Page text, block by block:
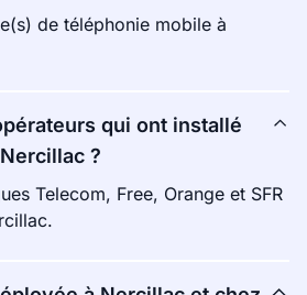
de téléphonie mobile à
qui ont installé
?
Telecom, Free, Orange et SFR